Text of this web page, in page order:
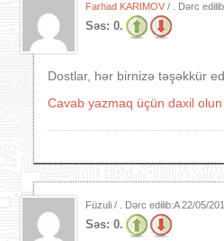
Farhad KARIMOV / . Dərc
Səs: 0.
Dostlar, hər birnizə təşəkkür
Cavab yazmaq üçün daxil olun
Füzuli / . Dərc edilib:A22/05/
Səs: 0.